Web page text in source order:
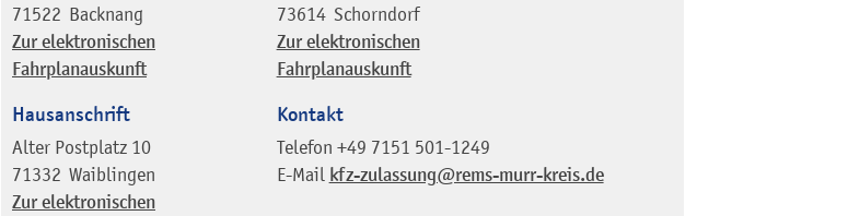
71522 Backnang
Zur elektronischen
Fahrplanauskunft
73614 Schorndorf
Zur elektronischen
Fahrplanauskunft
Hausanschrift
Alter Postplatz 10
71332 Waiblingen
Zur elektronischen
Kontakt
Telefon +49 7151 501-1249
E-Mail kfz-zulassung@rems-murr-kreis.de